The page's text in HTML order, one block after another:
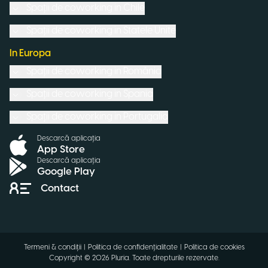
In Europa
Descarcă aplicația
App Store
Descarcă aplicația
Google Play
Contact
Copyright © 2026 Pluria. Toate drepturile rezervate.
Termeni & condiții Politica de confidențialitate Politica de cookies